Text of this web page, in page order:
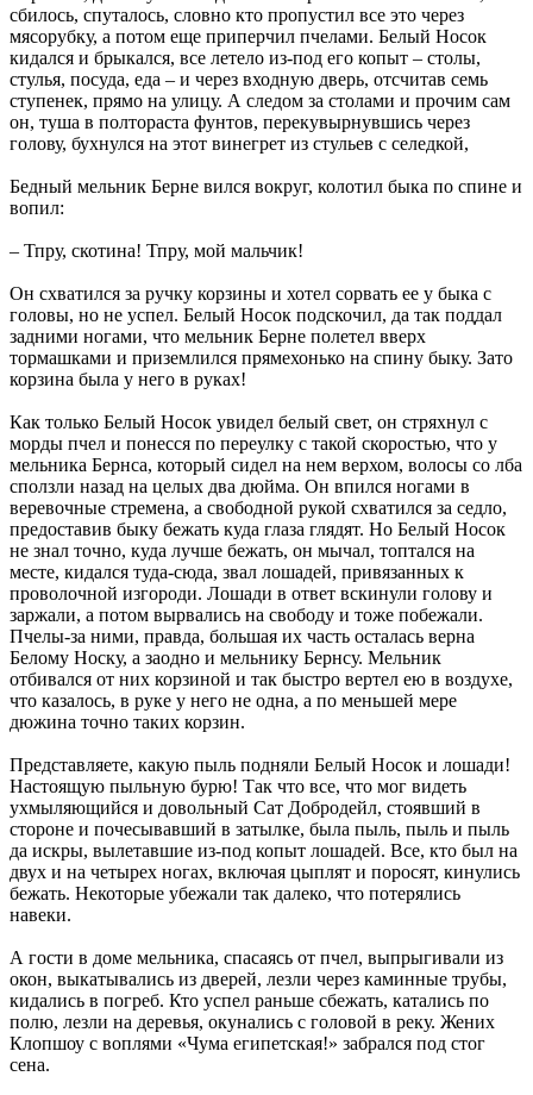
сбилось, спуталось, словно кто пропустил все это через
мясорубку, а потом еще приперчил пчелами. Белый Носок
кидался и брыкался, все летело из-под его копыт – столы,
стулья, посуда, еда – и через входную дверь, отсчитав семь
ступенек, прямо на улицу. А следом за столами и прочим сам
он, туша в полтораста фунтов, перекувырнувшись через
голову, бухнулся на этот винегрет из стульев с селедкой,
Бедный мельник Берне вился вокруг, колотил быка по спине и
вопил:
– Тпру, скотина! Тпру, мой мальчик!
Он схватился за ручку корзины и хотел сорвать ее у быка с
головы, но не успел. Белый Носок подскочил, да так поддал
задними ногами, что мельник Берне полетел вверх
тормашками и приземлился прямехонько на спину быку. Зато
корзина была у него в руках!
Как только Белый Носок увидел белый свет, он стряхнул с
морды пчел и понесся по переулку с такой скоростью, что у
мельника Бернса, который сидел на нем верхом, волосы со лба
сползли назад на целых два дюйма. Он впился ногами в
веревочные стремена, а свободной рукой схватился за седло,
предоставив быку бежать куда глаза глядят. Но Белый Носок
не знал точно, куда лучше бежать, он мычал, топтался на
месте, кидался туда-сюда, звал лошадей, привязанных к
проволочной изгороди. Лошади в ответ вскинули голову и
заржали, а потом вырвались на свободу и тоже побежали.
Пчелы-за ними, правда, большая их часть осталась верна
Белому Носку, а заодно и мельнику Бернсу. Мельник
отбивался от них корзиной и так быстро вертел ею в воздухе,
что казалось, в руке у него не одна, а по меньшей мере
дюжина точно таких корзин.
Представляете, какую пыль подняли Белый Носок и лошади!
Настоящую пыльную бурю! Так что все, что мог видеть
ухмыляющийся и довольный Сат Добродейл, стоявший в
стороне и почесывавший в затылке, была пыль, пыль и пыль
да искры, вылетавшие из-под копыт лошадей. Все, кто был на
двух и на четырех ногах, включая цыплят и поросят, кинулись
бежать. Некоторые убежали так далеко, что потерялись
навеки.
А гости в доме мельника, спасаясь от пчел, выпрыгивали из
окон, выкатывались из дверей, лезли через каминные трубы,
кидались в погреб. Кто успел раньше сбежать, катались по
полю, лезли на деревья, окунались с головой в реку. Жених
Клопшоу с воплями «Чума египетская!» забрался под стог
сена.